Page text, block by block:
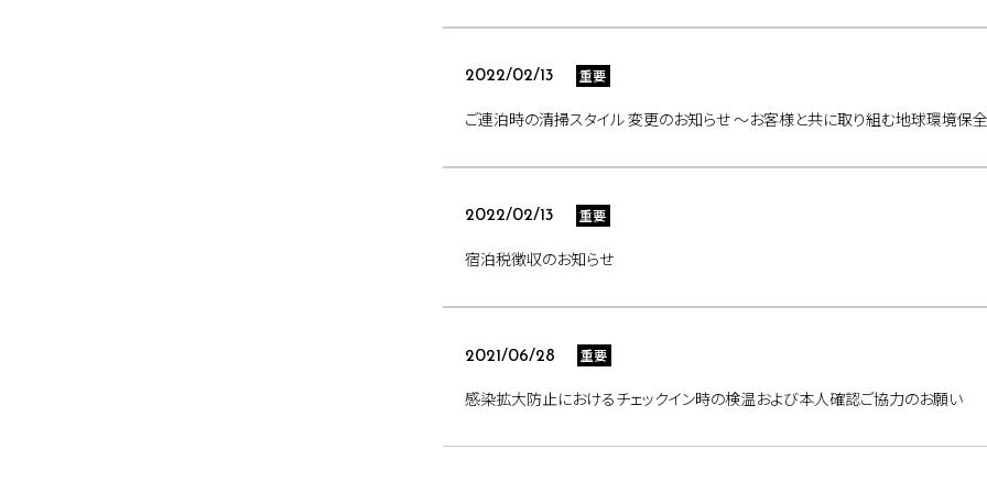
2022/02/13 重要
ご連泊時の清掃スタイル 変更のお知らせ ～お客様と共に取り組む地球環境保
2022/02/13 重要
宿泊税徴収のお知らせ
2021/06/28 重要
感染拡大防止におけるチェックイン時の検温および本人確認ご協力のお願い